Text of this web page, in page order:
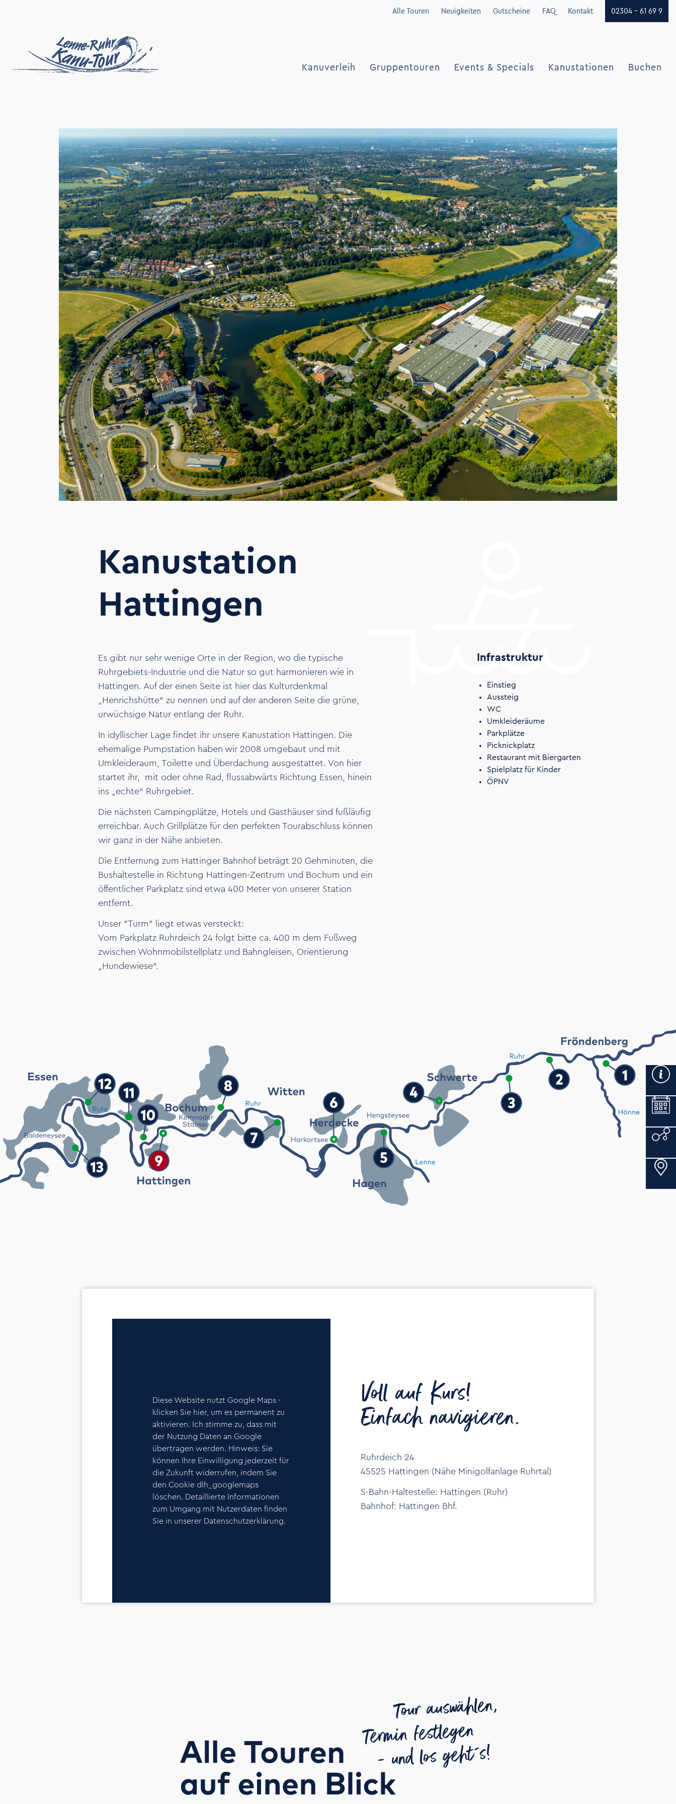
Alle Touren Neuigkeiten Gutscheine FAQ Kontakt 02304 - 61 69 9
Kanuverleih Gruppentouren Events & Specials Kanustationen Buchen
Kanustation
Hattingen
Es gibt nur sehr wenige Orte in der Region, wo die typische
Ruhrgebiets-Industrie und die Natur so gut harmonieren wie in
Hattingen. Auf der einen Seite ist hier das Kulturdenkmal
„Henrichshütte“ zu nennen und auf der anderen Seite die grüne,
urwüchsige Natur entlang der Ruhr.
In idyllischer Lage findet ihr unsere Kanustation Hattingen. Die
ehemalige Pumpstation haben wir 2008 umgebaut und mit
Umkleideraum, Toilette und Überdachung ausgestattet. Von hier
startet ihr, mit oder ohne Rad, flussabwärts Richtung Essen, hinein
ins „echte“ Ruhrgebiet.
Die nächsten Campingplätze, Hotels und Gasthäuser sind fußläufig
erreichbar. Auch Grillplätze für den perfekten Tourabschluss können
wir ganz in der Nähe anbieten.
Die Entfernung zum Hattinger Bahnhof beträgt 20 Gehminuten, die
Bushaltestelle in Richtung Hattingen-Zentrum und Bochum und ein
öffentlicher Parkplatz sind etwa 400 Meter von unserer Station
entfernt.
Unser "Turm" liegt etwas versteckt:
Vom Parkplatz Ruhrdeich 24 folgt bitte ca. 400 m dem Fußweg
zwischen Wohnmobilstellplatz und Bahngleisen, Orientierung
„Hundewiese“.
Infrastruktur
Einstieg
Aussteig
WC
Umkleideräume
Parkplätze
Picknickplatz
Restaurant mit Biergarten
Spielplatz für Kinder
ÖPNV
Diese Website nutzt Google Maps -
klicken Sie hier, um es permanent zu
aktivieren. Ich stimme zu, dass mit
der Nutzung Daten an Google
übertragen werden. Hinweis: Sie
können Ihre Einwilligung jederzeit für
die Zukunft widerrufen, indem Sie
den Cookie dlh_googlemaps
löschen. Detaillierte Informationen
zum Umgang mit Nutzerdaten finden
Sie in unserer Datenschutzerklärung.
Voll auf Kurs!
Einfach navigieren.
Ruhrdeich 24
45525 Hattingen (Nähe Minigolfanlage Ruhrtal)
S-Bahn-Haltestelle: Hattingen (Ruhr)
Bahnhof: Hattingen Bhf.